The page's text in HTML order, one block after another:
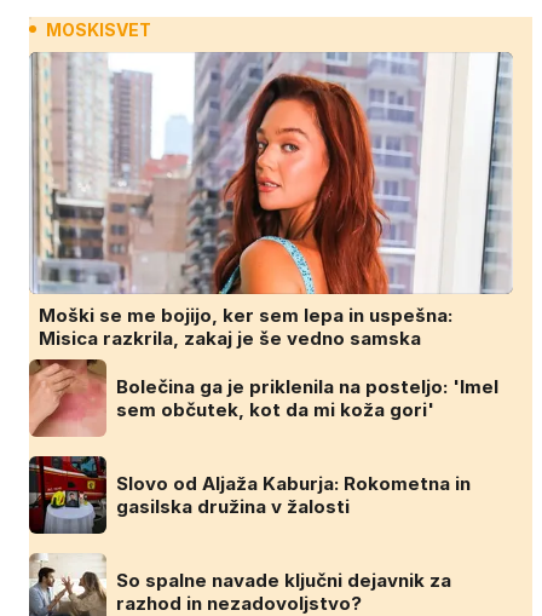
MOSKISVET
Moški se me bojijo, ker sem lepa in uspešna:
Misica razkrila, zakaj je še vedno samska
Bolečina ga je priklenila na posteljo: 'Imel
sem občutek, kot da mi koža gori'
Slovo od Aljaža Kaburja: Rokometna in
gasilska družina v žalosti
So spalne navade ključni dejavnik za
razhod in nezadovoljstvo?